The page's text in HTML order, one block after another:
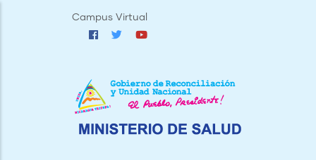
Campus Virtual